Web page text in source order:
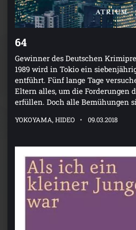
64
Gewinner des Deutschen
1989 wird in Tokio ein
entführt. Fünf lange Tage
Eltern alles, um die Forderungen
erfüllen. Doch alle Bemühungen
YOKOYAMA, HIDEO 09.03.2018